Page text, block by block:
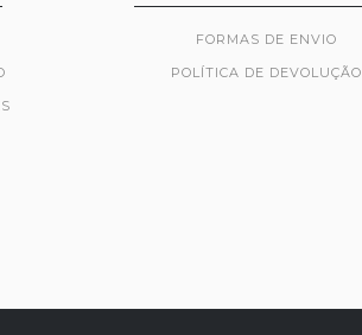
FORMAS DE ENVIO
POLÍTICA DE DEVOLUÇÃO